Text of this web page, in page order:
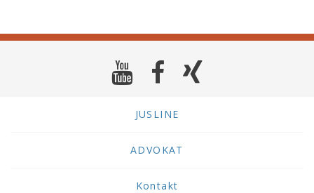
JUSLINE
ADVOKAT
Kontakt